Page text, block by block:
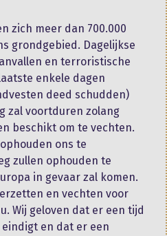
zich meer dan 700.000
grondgebied. Dagelijkse
en terroristische
enkele dagen
deed schudden)
zal voortduren zolang
beschikt om te vechten.
ons te
zullen ophouden te
in gevaar zal komen.
en vechten voor
Wij geloven dat er een tijd
en dat er een